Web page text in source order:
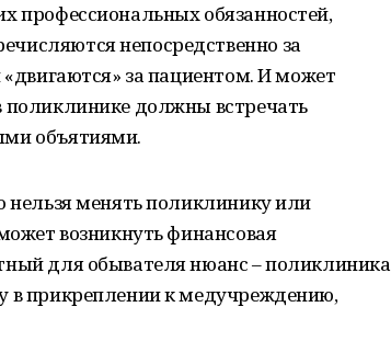
профессиональных обязанностей,
непосредственно за
«двигаются» за пациентом. И может
поликлинике должны встречать
объятиями.
нельзя менять поликлинику или
возникнуть финансовая
для обывателя нюанс – поликлиника
в прикреплении к медучреждению,